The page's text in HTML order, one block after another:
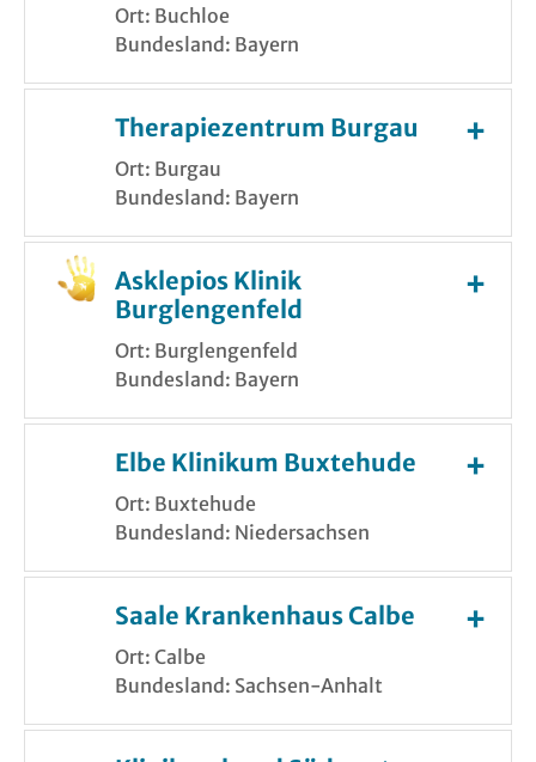
Ort: Buchloe
Bundesland: Bayern
Therapiezentrum Burgau
Ort: Burgau
Bundesland: Bayern
Asklepios Klinik
Burglengenfeld
Ort: Burglengenfeld
Bundesland: Bayern
Elbe Klinikum Buxtehude
Ort: Buxtehude
Bundesland: Niedersachsen
Saale Krankenhaus Calbe
Ort: Calbe
Bundesland: Sachsen-Anhalt